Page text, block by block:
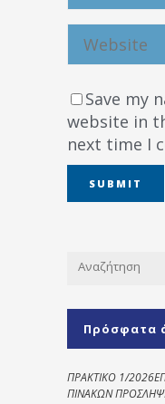
Save my
website in
next time I
Πρόσφατα
ΠΡΑΚΤΙΚΟ 1/
ΠΙΝΑΚΩΝ